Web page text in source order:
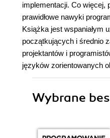
implementacji. Co więcej,
prawidłowe nawyki
Książka jest wspaniałym
początkujących i średnio
projektantów i
języków zorientowanych
Wybrane